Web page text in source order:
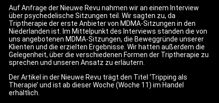
Auf Anfrage der Nieuwe Revu nahmen wir an einem Interview
über psychedelische Sitzungen teil. Wir sagten zu, da
Triptherapie der erste Anbieter von MDMA-Sitzungen in den
Niederlanden ist. Im Mittelpunkt des Interviews standen die von
uns angebotenen MDMA-Sitzungen, die Beweggründe unserer
Klienten und die erzielten Ergebnisse. Wir hatten außerdem die
Gelegenheit, über die verschiedenen Formen der Triptherapie zu
sprechen und unseren Ansatz zu erläutern.
Der Artikel in der Nieuwe Revu trägt den Titel ‘Tripping als
Therapie’ und ist ab dieser Woche (Woche 11) im Handel
erhältlich.